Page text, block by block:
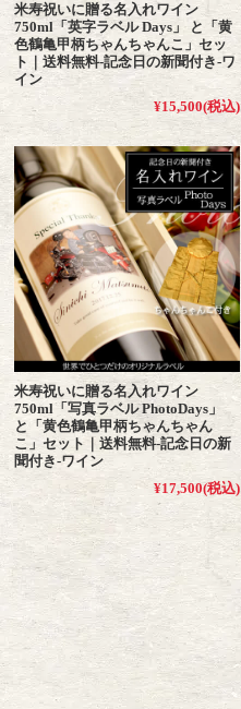
米寿祝いに贈る名入れワイン
750ml「英字ラベル Days」 と「黄
色鶴亀甲柄ちゃんちゃんこ」セッ
ト｜送料無料-記念日の新聞付き-ワ
イン
¥15,500(税込)
米寿祝いに贈る名入れワイン
750ml「写真ラベル PhotoDays」
と「黄色鶴亀甲柄ちゃんちゃん
こ」セット｜送料無料-記念日の新
聞付き-ワイン
¥17,500(税込)